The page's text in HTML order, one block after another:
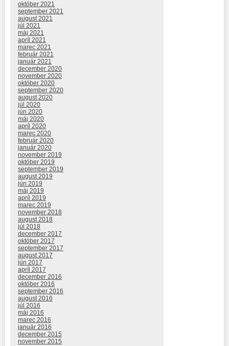
október 2021
september 2021
august 2021
júl 2021
máj 2021
apríl 2021
marec 2021
február 2021
január 2021
december 2020
november 2020
október 2020
september 2020
august 2020
júl 2020
jún 2020
máj 2020
apríl 2020
marec 2020
február 2020
január 2020
november 2019
október 2019
september 2019
august 2019
jún 2019
máj 2019
apríl 2019
marec 2019
november 2018
august 2018
júl 2018
december 2017
október 2017
september 2017
august 2017
jún 2017
apríl 2017
december 2016
október 2016
september 2016
august 2016
júl 2016
máj 2016
marec 2016
január 2016
december 2015
november 2015